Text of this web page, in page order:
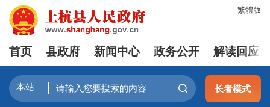
繁體版
首页 县政府 新闻中心 政务公开 解读回应
长者模式